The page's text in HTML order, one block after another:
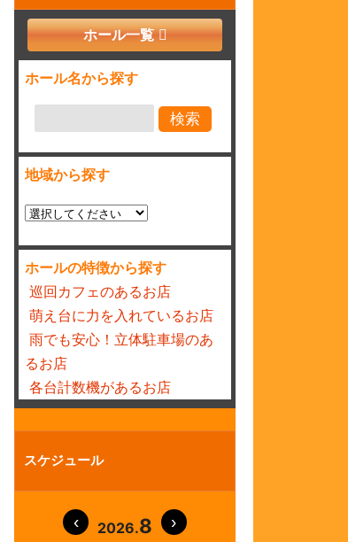
ホール一覧
ホール名から探す
検索
地域から探す
ホールの特徴から探す
巡回カフェのあるお店
萌え台に力を入れているお店
雨でも安心！立体駐車場のあ
るお店
各台計数機があるお店
スケジュール
2026.8